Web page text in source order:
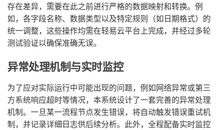
存在差异，需要在此之前进行严格的数据映射和转换。例
如，各字段名称、数据类型以及特定规则（如日期格式）的
统一调整，这些操作均需在轻易云平台上完成，并经过多轮
测试验证以确保准确无误。
异常处理机制与实时监控
为了应对实际运行中可能出现的问题，例如网络异常或第三
方系统响应超时等情况，本系统设计了一套完善的异常处理
机制。一旦某一流程节点发生错误，将自动触发错误重试机
制，并记录详细日志供后续分析。此外，全程配备实时监控